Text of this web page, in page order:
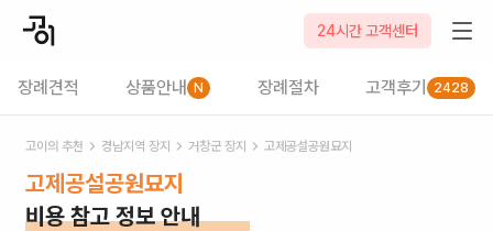
24시간 고객센터
장례견적 상품안내 N 장례절차 고객후기 2428
고이의 추천 경남지역 장지 거창군 장지 고제공설공원묘지
고제공설공원묘지
비용 참고 정보 안내